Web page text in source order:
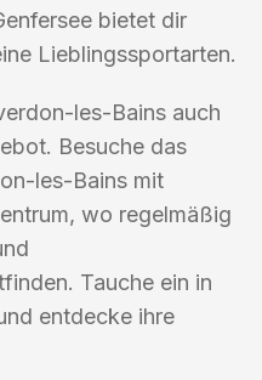
bietet dir
Lieblingssportarten.
les-Bains auch
Besuche das
les-Bains mit
wo regelmäßig
Tauche ein in
entdecke ihre